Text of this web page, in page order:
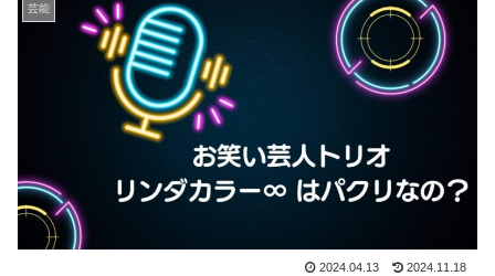
芸能
2024.04.13 2024.11.18